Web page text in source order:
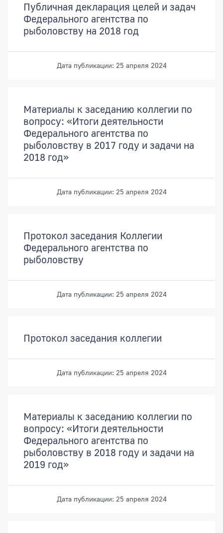
Публичная декларация целей и задач
Федерального агентства по
рыболовству на 2018 год
Дата публикации: 25 апреля 2024
Материалы к заседанию коллегии по
вопросу: «Итоги деятельности
Федерального агентства по
рыболовству в 2017 году и задачи на
2018 год»
Дата публикации: 25 апреля 2024
Протокол заседания Коллегии
Федерального агентства по
рыболовству
Дата публикации: 25 апреля 2024
Протокол заседания коллегии
Дата публикации: 25 апреля 2024
Материалы к заседанию коллегии по
вопросу: «Итоги деятельности
Федерального агентства по
рыболовству в 2018 году и задачи на
2019 год»
Дата публикации: 25 апреля 2024